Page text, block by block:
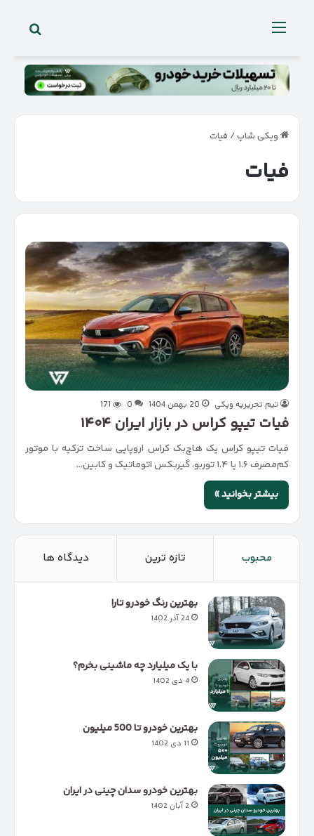
منو
ویکی شاپ/ فیات
فیات
تیم تحریریه ویکی 20 بهمن 1404 0
171
فیات تیپو کراس در بازار ایران ۱۴۰۴
فیات تیپو کراس یک هاچ‌بک کراس اروپایی ساخت ترکیه با موتور
کم‌مصرف ۱.۶ یا ۱.۴ توربو، گیربکس اتوماتیک و کابین…
بیشتر بخوانید »
محبوب تازه ترین دیدگاه ها
بهترین رنگ خودرو تارا
24 آذر 1402
با یک میلیارد چه ماشینی بخرم؟
4 دی 1402
بهترین خودرو تا 500 میلیون
11 دی 1402
بهترین خودرو سدان چینی در ایران
2 آبان 1402